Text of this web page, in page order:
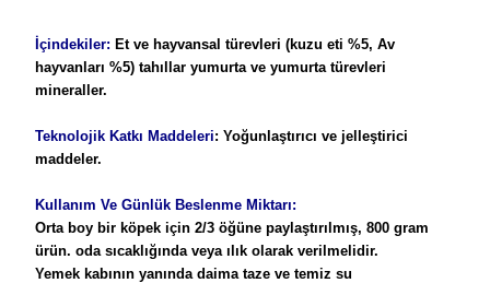
İçindekiler: Et ve hayvansal türevleri (kuzu eti %5, Av
hayvanları %5) tahıllar yumurta ve yumurta türevleri
mineraller.
Teknolojik Katkı Maddeleri: Yoğunlaştırıcı ve jelleştirici
maddeler.
Kullanım Ve Günlük Beslenme Miktarı:
Orta boy bir köpek için 2/3 öğüne paylaştırılmış, 800 gram
ürün. oda sıcaklığında veya ılık olarak verilmelidir.
Yemek kabının yanında daima taze ve temiz su